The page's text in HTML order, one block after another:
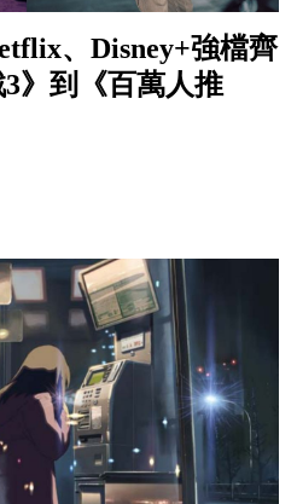
、Disney+強檔齊
》到《百萬人推